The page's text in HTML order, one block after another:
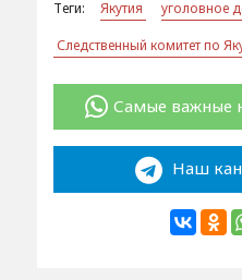
Теги: Якутия уголовное
Следственный комитет по
Самые важные
Наш